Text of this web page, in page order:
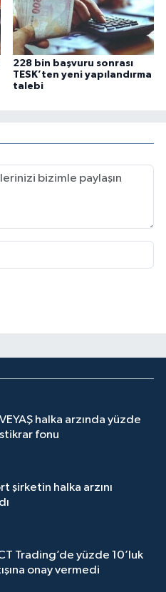
228 bin başvuru sonrası
TESK’ten yeni yapılandırma
talebi
halka arzında yüzde
fonu
şirketin halka arzını
Trading’de yüzde 10’luk
onay vermedi